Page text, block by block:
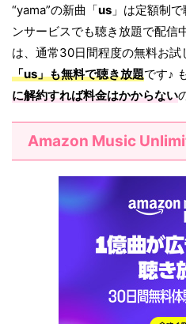
“yama”の新曲「us 」は定額制
ンサービスでも聴き放題で配信
は、通常30日間程度の無料お試
「us」も無料で聴き放題です♪
に解約すれば料金はかからない
Amazon Music